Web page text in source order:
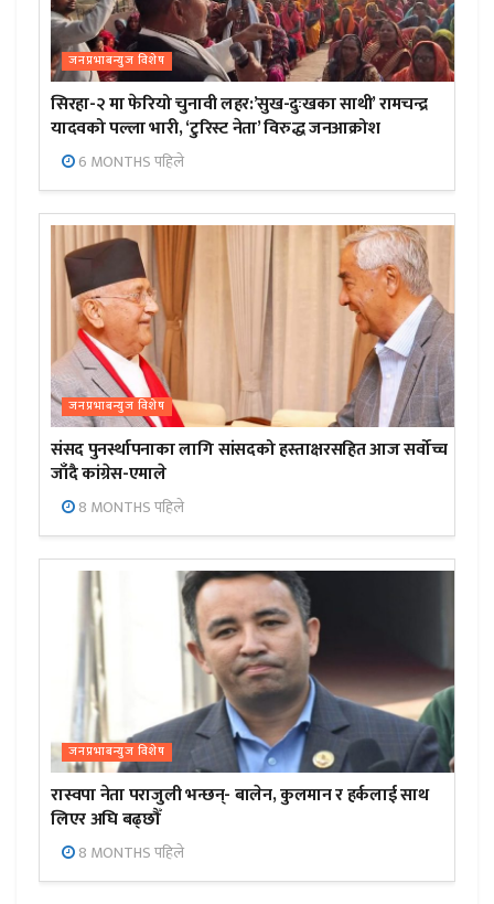
जनप्रभाबन्युज विशेष
सिरहा-२ मा फेरियो चुनावी लहर:’सुख-दुःखका साथी’ रामचन्द्र
यादवको पल्ला भारी, ‘टुरिस्ट नेता’ विरुद्ध जनआक्रोश
6 MONTHS पहिले
जनप्रभाबन्युज विशेष
संसद पुनर्स्थापनाका लागि सांसदको हस्ताक्षरसहित आज सर्वोच्च
जाँदै कांग्रेस-एमाले
8 MONTHS पहिले
जनप्रभाबन्युज विशेष
रास्वपा नेता पराजुली भन्छन्- बालेन, कुलमान र हर्कलाई साथ
लिएर अघि बढ्छौँ
8 MONTHS पहिले